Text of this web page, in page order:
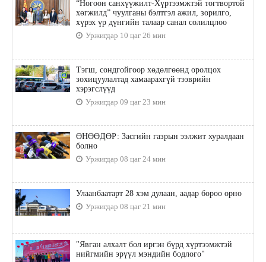
“Ногоон санхүүжилт-Хүртээмжтэй тогтвортой
хөгжилд” чуулганы бэлтгэл ажил, зорилго,
хүрэх үр дүнгийн талаар санал солилцлоо
Уржигдар 10 цаг 26 мин
Тэгш, сондгойгоор хөдөлгөөнд оролцох
зохицуулалтад хамаарахгүй тээврийн
хэрэгслүүд
Уржигдар 09 цаг 23 мин
ӨНӨӨДӨР: Засгийн газрын ээлжит хуралдаан
болно
Уржигдар 08 цаг 24 мин
Улаанбаатарт 28 хэм дулаан, аадар бороо орно
Уржигдар 08 цаг 21 мин
"Явган алхалт бол иргэн бүрд хүртээмжтэй
нийгмийн эрүүл мэндийн бодлого"